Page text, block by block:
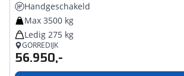
Handgeschakeld
Max 3500 kg
Ledig 275 kg
GORREDIJK
56.950,-